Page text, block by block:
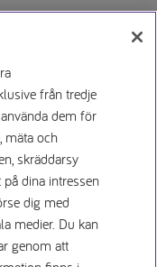
från tredje
dem för
mäta och
skräddarsy
dina intressen
dig med
medier. Du kan
genom att